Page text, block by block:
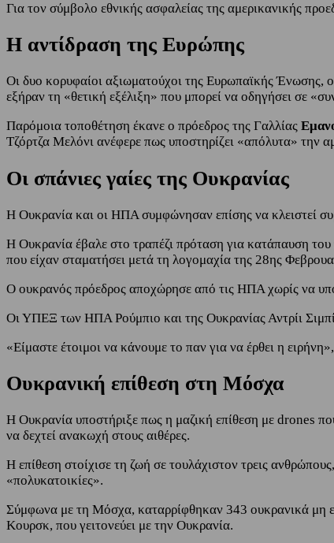
Για τον σύμβολο εθνικής ασφαλείας της αμερικανικής
Η αντίδραση της Ευρώπης
Οι δυο κορυφαίοι αξιωματούχοι της Ευρωπαϊκής Ένωσης,
εξήραν τη «θετική εξέλιξη» που μπορεί να οδηγήσει σε
Παρόμοια τοποθέτηση έκανε ο πρόεδρος της Γαλλίας
Τζόρτζα Μελόνι ανέφερε πως υποστηρίζει «απόλυτα» την
Οι σπάνιες γαίες της Ουκρανίας
Η Ουκρανία και οι ΗΠΑ συμφώνησαν επίσης να κλειστεί
Η Ουκρανία έβαλε στο τραπέζι πρόταση για κατάπαυση του
που είχαν σταματήσει μετά τη λογομαχία της 28ης
Ο ουκρανός πρόεδρος αποχώρησε από τις ΗΠΑ χωρίς να
Οι ΥΠΕΞ των ΗΠΑ Ρούμπιο και της Ουκρανίας Αντρίι
«Είμαστε έτοιμοι να κάνουμε το παν για να έρθει η
Ουκρανική επίθεση στη Μόσχα
Η Ουκρανία υποστήριξε πως η μαζική επίθεση με drones
να δεχτεί ανακωχή στους αιθέρες.
Η επίθεση στοίχισε τη ζωή σε τουλάχιστον τρεις
«πολυκατοικίες».
Σύμφωνα με τη Μόσχα, καταρρίφθηκαν 343 ουκρανικά μη
Κουρσκ, που γειτονεύει με την Ουκρανία.